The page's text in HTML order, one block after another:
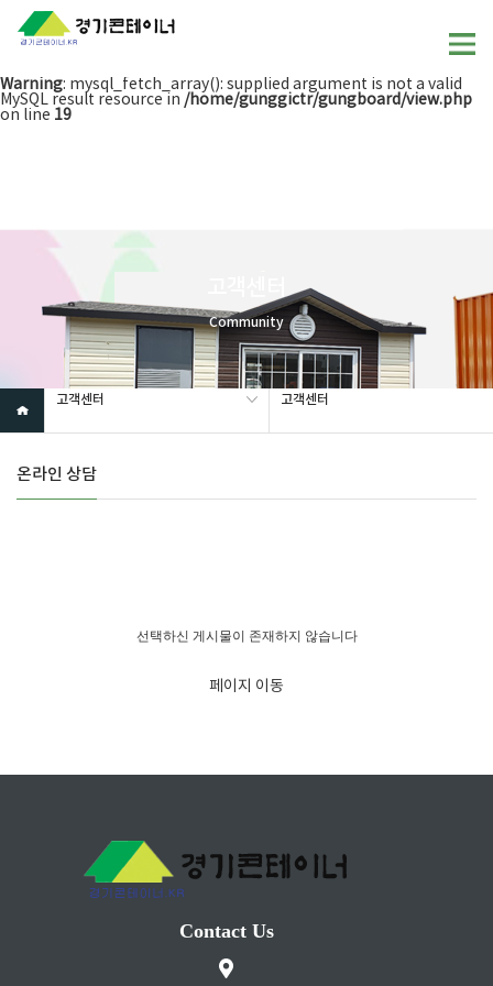
Warning: fread() [function.fread
greater than 0. in/home/gunggictr/gungboard/lib.php
on line
Warning: mysql_fetch_array(): supplied argument is not a valid
MySQL result resource in /home/gunggictr/gungboard/view.php
on line 19
Community
고객센터 고객센터
온라인 상담
선택하신 게시물이 존재하지 않습니다
페이지 이동
Contact Us